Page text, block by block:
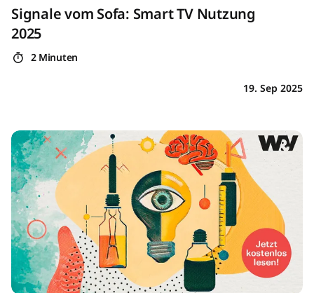
Signale vom Sofa: Smart TV Nutzung
2025
2 Minuten
19. Sep 2025